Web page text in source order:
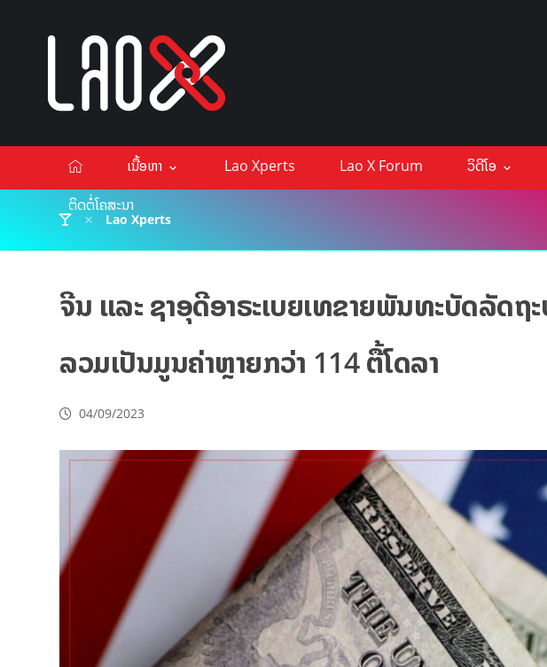
ເນື້ອຫາ Lao Xperts Lao X Forum ວິດີໂອ
ຕິດຕໍ່ໂຄສະນາ
Lao Xperts
ຈີນ ແລະ ຊາ​ອຸ​ດີອາ​ຣະ​ເບຍເທຂາຍພັນທະບັດລັດຖ
ລວມເປັນມູນຄ່າຫຼາຍກວ່າ 114 ຕື້ໂດລາ
04/09/2023